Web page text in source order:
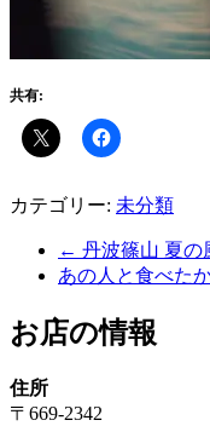
共有:
カテゴリー: 未分類
← 丹波篠山 夏の
あの人と食べた
お店の情報
住所
〒669-2342